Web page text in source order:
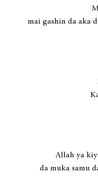
mai gashin da aka
Allah ya
da muka samu